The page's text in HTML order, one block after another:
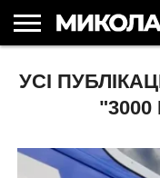
НОВИНИ
НОВИНИ
МИКОЛАЄВА
МИКОЛАЇВСЬКА
ОБЛАСТЬ
НОВИНИ
СПОРТУ
УКРАЇНА
ТА СВІТ
НОВИНИ
КОМПАНІЙ
АСТРОЛОГІЯ
СВЯТА
В
КОРИСНІ
СТАТТІ
УСІ